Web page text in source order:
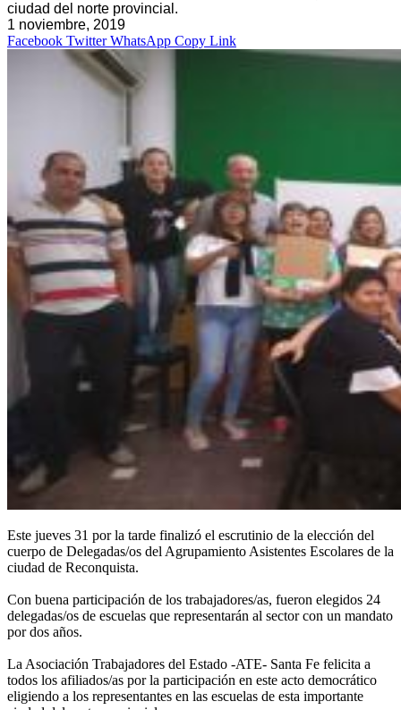
ciudad del norte provincial.
1 noviembre, 2019
Facebook Twitter WhatsApp Copy Link
Este jueves 31 por la tarde finalizó el escrutinio de la elección del
cuerpo de Delegadas/os del Agrupamiento Asistentes Escolares de la
ciudad de Reconquista.
Con buena participación de los trabajadores/as, fueron elegidos 24
delegadas/os de escuelas que representarán al sector con un mandato
por dos años.
La Asociación Trabajadores del Estado -ATE- Santa Fe felicita a
todos los afiliados/as por la participación en este acto democrático
eligiendo a los representantes en las escuelas de esta importante